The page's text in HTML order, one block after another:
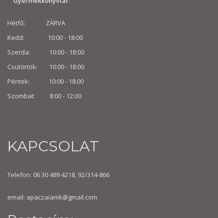
Hétfő: ZÁRVA
Kedd: 10:00 - 18:00
Szerda: 10:00 - 18:00
Csütörtök: 10:00 - 18:00
Péntek: 10:00 - 18:00
Szombat: 8:00 - 12:00
KAPCSOLAT
Telefon: 06 30 489 4218, 92/314-866
email: apaczaiamk@gmail.com